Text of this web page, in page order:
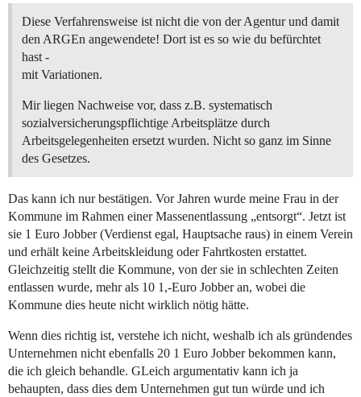
Diese Verfahrensweise ist nicht die von der Agentur und damit
den ARGEn angewendete! Dort ist es so wie du befürchtet
hast -
mit Variationen.
Mir liegen Nachweise vor, dass z.B. systematisch
sozialversicherungspflichtige Arbeitsplätze durch
Arbeitsgelegenheiten ersetzt wurden. Nicht so ganz im Sinne
des Gesetzes.
Das kann ich nur bestätigen. Vor Jahren wurde meine Frau in der
Kommune im Rahmen einer Massenentlassung „entsorgt“. Jetzt ist
sie 1 Euro Jobber (Verdienst egal, Hauptsache raus) in einem Verein
und erhält keine Arbeitskleidung oder Fahrtkosten erstattet.
Gleichzeitig stellt die Kommune, von der sie in schlechten Zeiten
entlassen wurde, mehr als 10 1,-Euro Jobber an, wobei die
Kommune dies heute nicht wirklich nötig hätte.
Wenn dies richtig ist, verstehe ich nicht, weshalb ich als gründendes
Unternehmen nicht ebenfalls 20 1 Euro Jobber bekommen kann,
die ich gleich behandle. GLeich argumentativ kann ich ja
behaupten, dass dies dem Unternehmen gut tun würde und ich